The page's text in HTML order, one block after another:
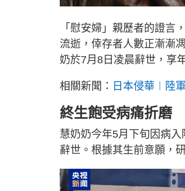
「慰安婦」親歷者的證言
流逝，倖存者人數正漸漸
奶於7月8日凌晨辭世，享
相關新聞： 日本侵華︱陸
終生飽受病痛折磨
慧奶奶今年5月下旬因病
辭世。根據其生前意願，